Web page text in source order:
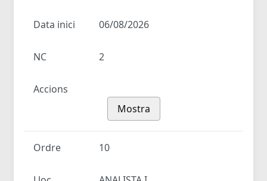
Data inici 06/08/2026
NC 2
Accions
Mostra
Ordre 10